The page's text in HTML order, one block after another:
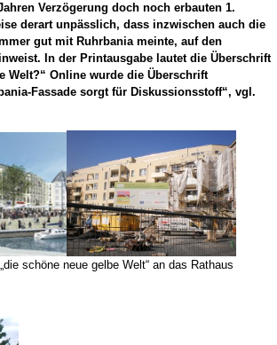
Verzögerung doch noch erbauten 1.
derart unpässlich, dass inzwischen auch die
gut mit Ruhrbania meinte, auf den
In der Printausgabe lautet die Überschrift
Welt?“ Online wurde die Überschrift
Fassade sorgt für Diskussionsstoff“, vgl.
schöne neue gelbe Welt“ an das Rathaus